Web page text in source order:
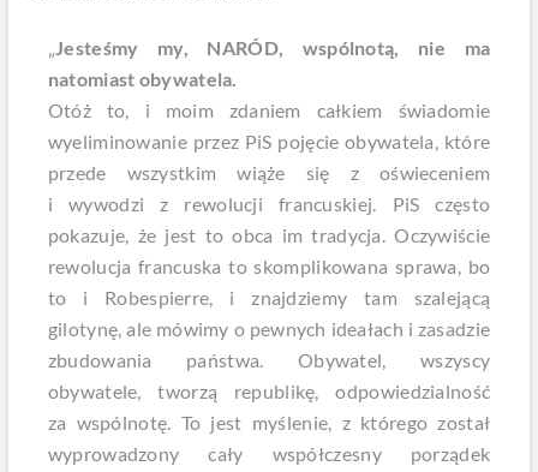
„Jesteśmy my, NARÓD, wspólnotą, nie ma
natomiast obywatela.
Otóż to, i moim zdaniem całkiem świadomie
wyeliminowanie przez PiS pojęcie obywatela, które
przede wszystkim wiąże się z oświeceniem
i wywodzi z rewolucji francuskiej. PiS często
pokazuje, że jest to obca im tradycja. Oczywiście
rewolucja francuska to skomplikowana sprawa, bo
to i Robespierre, i znajdziemy tam szalejącą
gilotynę, ale mówimy o pewnych ideałach i zasadzie
zbudowania państwa. Obywatel, wszyscy
obywatele, tworzą republikę, odpowiedzialność
za wspólnotę. To jest myślenie, z którego został
wyprowadzony cały współczesny porządek